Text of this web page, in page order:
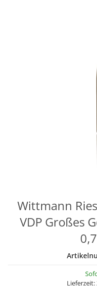
Wittmann
VDP Großes
Lieferzeit: